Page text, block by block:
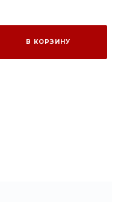
В КОРЗИНУ